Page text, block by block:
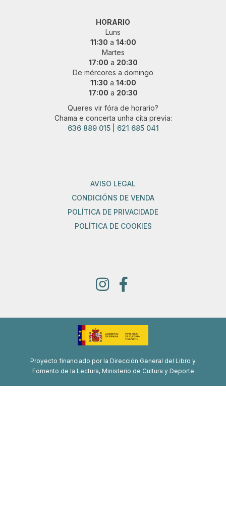
HORARIO
Luns
11:30 a 14:00
Martes
17:00 a 20:30
De mércores a domingo
11:30 a 14:00
17:00 a 20:30
Queres vir fóra de horario?
Chama e concerta unha cita previa:
636 889 015| 621 685 041
AVISO LEGAL
CONDICIÓNS DE VENDA
POLÍTICA DE PRIVACIDADE
POLÍTICA DE COOKIES
Proyecto financiado por la Dirección General del Libro y
Fomento de la Lectura, Ministerio de Cultura y Deporte